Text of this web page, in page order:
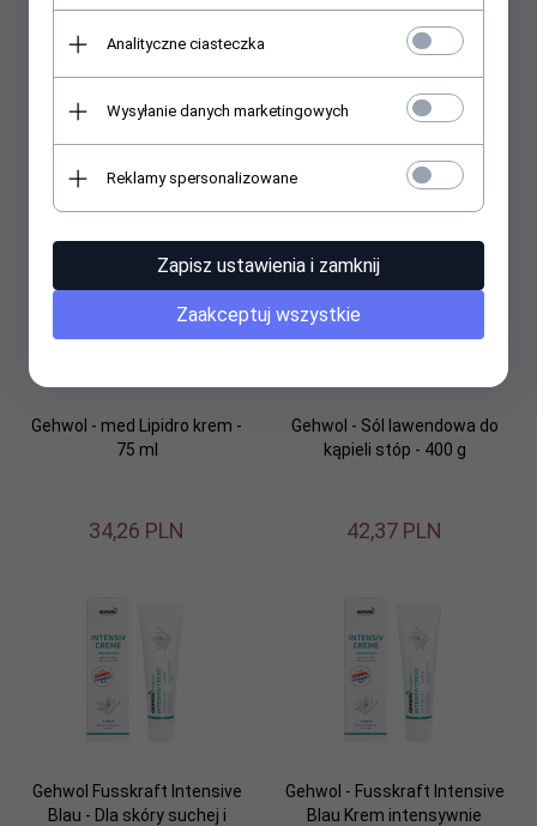
Gehwol - med Lipidro krem -
125 ml
Gehwol - med Schrunden-
Salbe - Maść na pękające
pięty - 75 ml
PLN
Gehwol - med Lipidro krem -
75 ml
34,26 PLN
Gehwol - Sól lawendowa do
kąpieli stóp - 400 g
42,37 PLN
Gehwol Fusskraft Intensive
Blau - Dla skóry suchej i
Gehwol - Fusskraft Intensive
Blau Krem intensywnie
Analityczne ciasteczka
Wysyłanie danych marketingowych
Reklamy spersonalizowane
Zapisz ustawienia i zamknij
Zaakceptuj wszystkie